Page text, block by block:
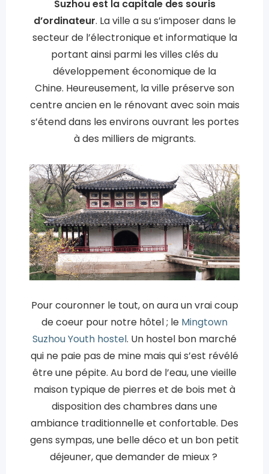
Suzhou est la capitale des souris
d’ordinateur. La ville a su s’imposer dans le
secteur de l’électronique et informatique la
portant ainsi parmi les villes clés du
développement économique de la
Chine. Heureusement, la ville préserve son
centre ancien en le rénovant avec soin mais
s’étend dans les environs ouvrant les portes
à des milliers de migrants.
Pour couronner le tout, on aura un vrai coup
de coeur pour notre hôtel ; le Mingtown
Suzhou Youth hostel. Un hostel bon marché
qui ne paie pas de mine mais qui s’est révélé
être une pépite. Au bord de l’eau, une vieille
maison typique de pierres et de bois met à
disposition des chambres dans une
ambiance traditionnelle et confortable. Des
gens sympas, une belle déco et un bon petit
déjeuner, que demander de mieux ?